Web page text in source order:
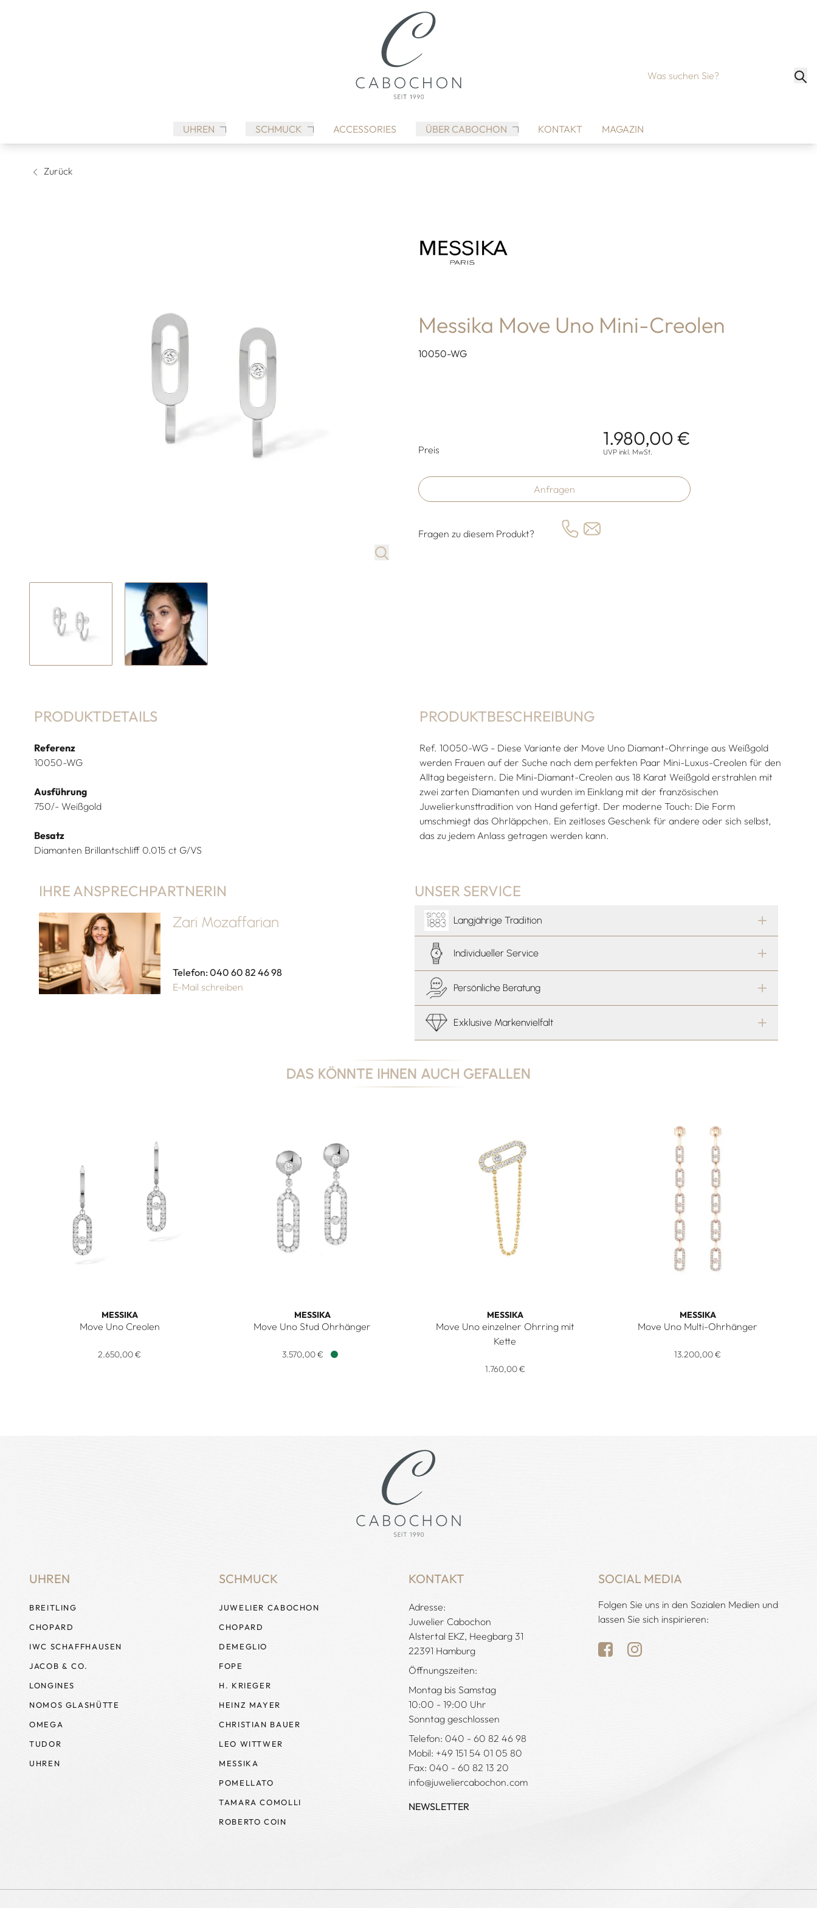
UHREN SCHMUCK ACCESSORIES ÜBER CABOCHON KONTAKT MAGAZIN
Zurück
Messika Move Uno Mini-Creolen
10050-WG
Preis 1.980,00 €
UVP inkl. MwSt.
Anfragen
Fragen zu diesem Produkt?
PRODUKTDETAILS
Referenz
10050-WG
Ausführung
750/- Weißgold
Besatz
Diamanten Brillantschliff 0.015 ct G/VS
PRODUKTBESCHREIBUNG
Ref. 10050-WG - Diese Variante der Move Uno Diamant-Ohrringe aus Weißgold
werden Frauen auf der Suche nach dem perfekten Paar Mini-Luxus-Creolen für den
Alltag begeistern. Die Mini-Diamant-Creolen aus 18 Karat Weißgold erstrahlen mit
zwei zarten Diamanten und wurden im Einklang mit der französischen
Juwelierkunsttradition von Hand gefertigt. Der moderne Touch: Die Form
umschmiegt das Ohrläppchen. Ein zeitloses Geschenk für andere oder sich selbst,
das zu jedem Anlass getragen werden kann.
IHRE ANSPRECHPARTNERIN
Zari Mozaffarian
Telefon: 040 60 82 46 98
E-Mail schreiben
UNSER SERVICE
Langjährige Tradition
Individueller Service
Persönliche Beratung
Exklusive Markenvielfalt
DAS KÖNNTE IHNEN AUCH GEFALLEN
MESSIKA
Move Uno Creolen
2.650,00 €
MESSIKA
Move Uno Stud Ohrhänger
Messika Move Uno Stud Ohrhänger, Ref: 05631-WG, Preis: 3.570,00 €, Verfügbar
3.570,00 €
MESSIKA
Move Uno einzelner Ohrring mit
Kette
Messika Move Uno einzelner Ohrring mit Kette, Ref: 13423-YG, Preis: 1.760,00 €
1.760,00 €
MESSIKA
Move Uno Multi-Ohrhänger
13.200,00 €
UHREN
BREITLING
CHOPARD
IWC SCHAFFHAUSEN
JACOB & CO.
LONGINES
NOMOS GLASHÜTTE
OMEGA
TUDOR
UHREN
SCHMUCK
JUWELIER CABOCHON
CHOPARD
DEMEGLIO
FOPE
H. KRIEGER
HEINZ MAYER
CHRISTIAN BAUER
LEO WITTWER
MESSIKA
POMELLATO
TAMARA COMOLLI
ROBERTO COIN
KONTAKT
Adresse:
Juwelier Cabochon
Alstertal EKZ, Heegbarg 31
22391 Hamburg
Öffnungszeiten:
Montag bis Samstag
10:00 - 19:00 Uhr
Sonntag geschlossen
Telefon: 040 - 60 82 46 98
Mobil: +49 151 54 01 05 80
Fax: 040 - 60 82 13 20
info@juweliercabochon.com
NEWSLETTER
SOCIAL MEDIA
Folgen Sie uns in den Sozialen Medien und
lassen Sie sich inspirieren: